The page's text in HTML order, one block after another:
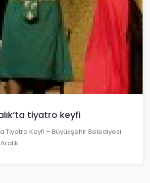
tiyatro keyfi
Tiyatro Keyfi – Büyükşehir Belediyesi